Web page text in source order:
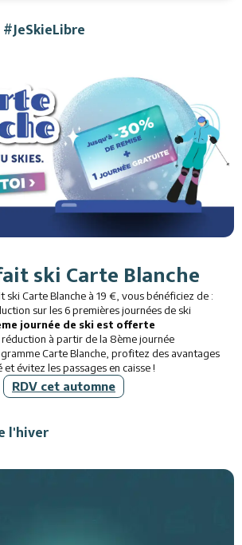
ski Carte Blanche
ski Carte Blanche à 19 €, vous bénéficiez de :
sur les 6 premières journées de ski
journée de ski est offerte
à partir de la 8ème journée
Carte Blanche, profitez des avantages
évitez les passages en caisse !
RDV cet automne
l'hiver